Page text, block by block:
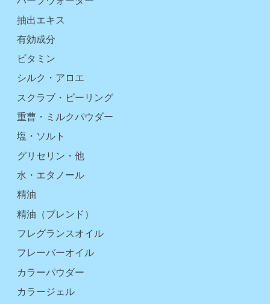
抽出エキス
有効成分
ビタミン
シルク・アロエ
スクラブ・ピーリング
重曹・ミルクパウダー
塩・ソルト
グリセリン・他
水・エタノール
精油
精油（ブレンド）
フレグランスオイル
フレーバーオイル
カラーパウダー
カラージェル